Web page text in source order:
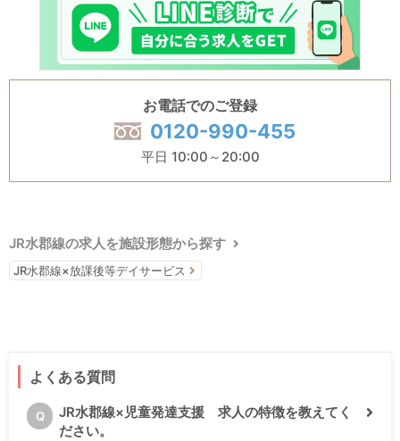
お電話でのご登録
0120-990-455
平日 10:00～20:00
JR水郡線の求人を施設形態から探す
JR水郡線×放課後等デイサービス
よくある質問
Q
JR水郡線×児童発達支援 求人の特徴を教えてく
ださい。